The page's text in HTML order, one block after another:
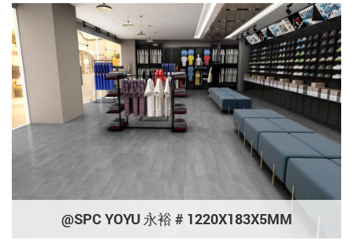
@SPC YOYU 永裕 # 1220X183X5MM